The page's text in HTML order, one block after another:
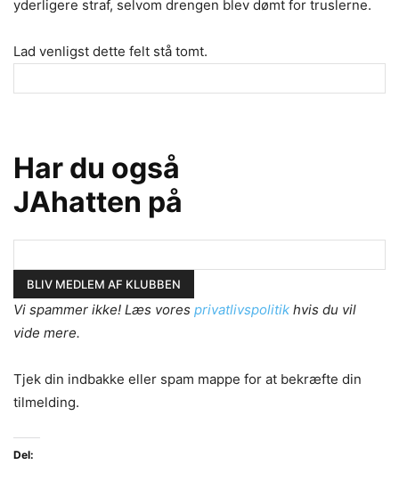
yderligere straf, selvom drengen blev dømt for truslerne.
Lad venligst dette felt stå tomt.
Har du også
JAhatten på
Vi spammer ikke! Læs vores privatlivspolitik hvis du vil
vide mere.
Tjek din indbakke eller spam mappe for at bekræfte din
tilmelding.
Del: